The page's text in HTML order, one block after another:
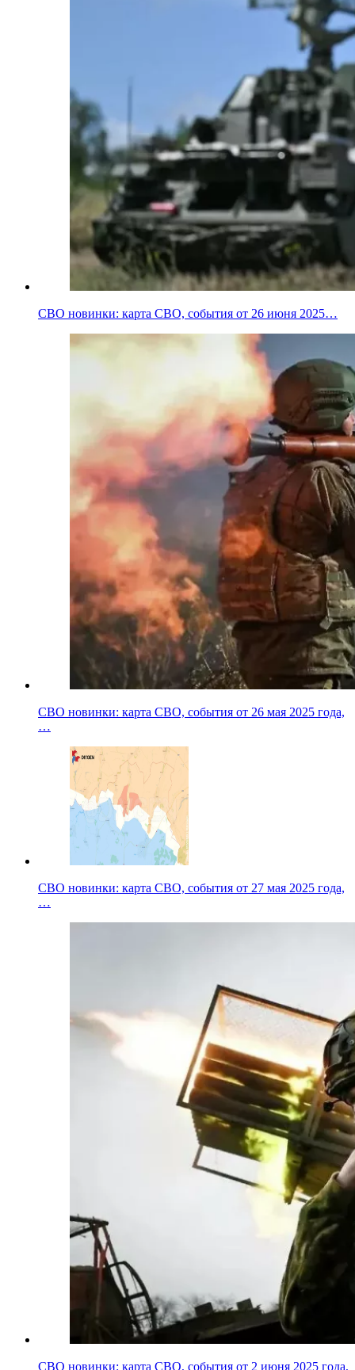
СВО новинки: карта СВО, события от 26 июня 2025…
СВО новинки: карта СВО, события от 26 мая 2025 года,
…
СВО новинки: карта СВО, события от 27 мая 2025 года,
…
СВО новинки: карта СВО, события от 2 июня 2025 года,